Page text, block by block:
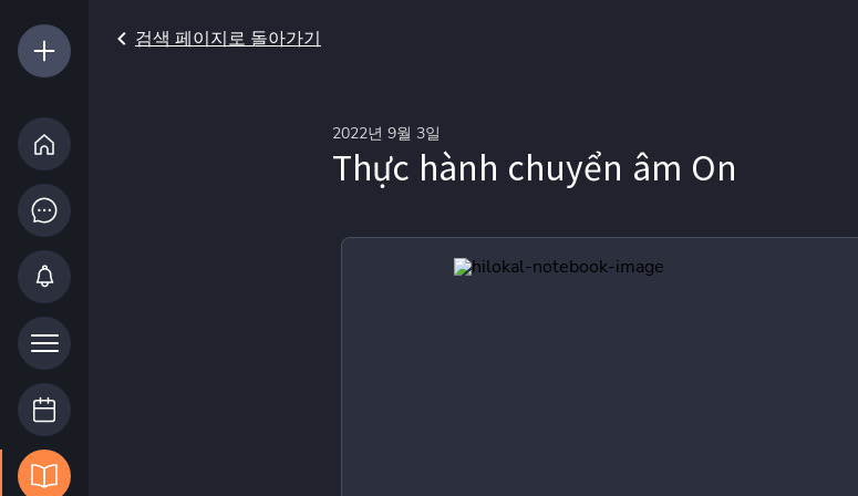
검색 페이지로 돌아가기
2022년 9월 3일
Thực hành chuyển âm On